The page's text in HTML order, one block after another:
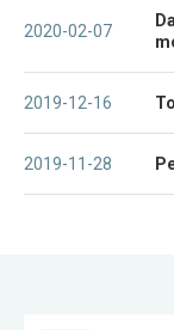
2020-02-07
2019-12-16
2019-11-28